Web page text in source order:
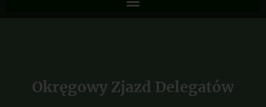
Okręgowy Zjazd Delegatów